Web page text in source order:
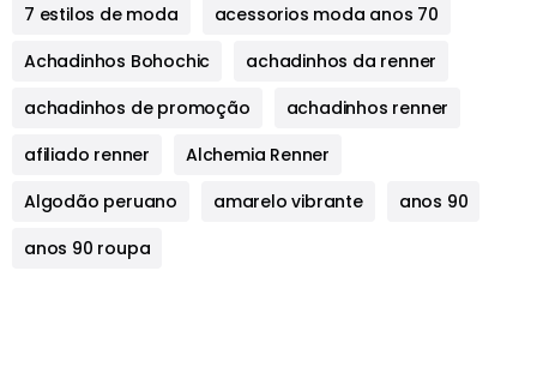
7 estilos de moda
acessorios moda anos 70
Achadinhos Bohochic
achadinhos da renner
achadinhos de promoção
achadinhos renner
afiliado renner
Alchemia Renner
Algodão peruano
amarelo vibrante
anos 90
anos 90 roupa